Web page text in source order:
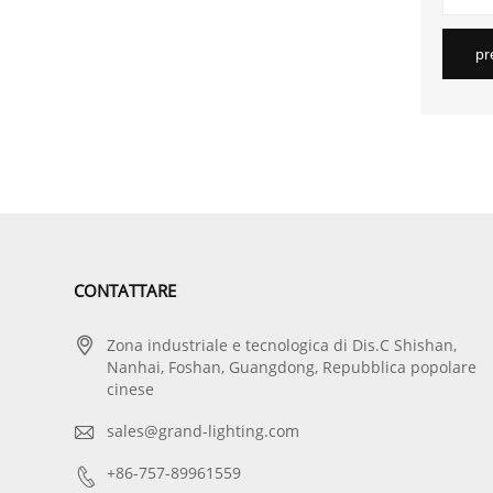
CONTATTARE

Zona industriale e tecnologica di Dis.C Shishan,
Nanhai, Foshan, Guangdong, Repubblica popolare
cinese
 sales@grand-lighting.com
 +86-757-89961559